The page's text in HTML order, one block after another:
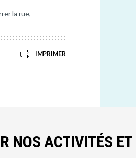
la rue,
IMPRIMER
NOS ACTIVITÉS